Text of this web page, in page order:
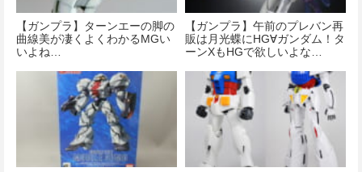
【ガンプラ】ターンエーの脚の
曲線美が凄くよくわかるMGい
いよね…
【ガンプラ】午前のプレバン再
販は月光蝶にHG∀ガンダム！タ
ーンXもHGで欲しいよな…